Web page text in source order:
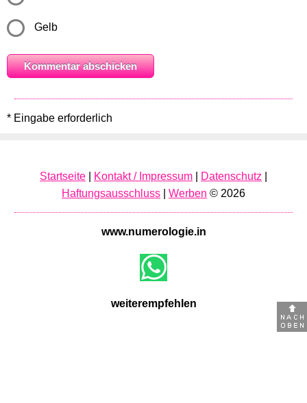
Gelb
* Eingabe erforderlich
Startseite Kontakt / Impressum Datenschutz
Haftungsausschluss
Werben © 2026
www.numerologie.in
weiterempfehlen